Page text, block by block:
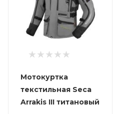
Мотокуртка
текстильная Seca
Arrakis III титановый